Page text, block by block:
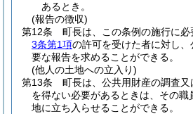
あるとき。
(報告の徴収)
第12条
町長は、この条例の施行に必
3条第1項の許可を受けた者に対し
要な報告を求めることができる。
(他人の土地への立入り)
第13条
町長は、公共用財産の調査
を得ない必要があるときは、その職
地に立ち入らせることができる。